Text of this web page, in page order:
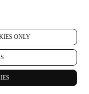
ONLY
LES
dans ce sens (par
d’information au
web), nous vous ferons
personnalisées et
lancées par Le Creuset